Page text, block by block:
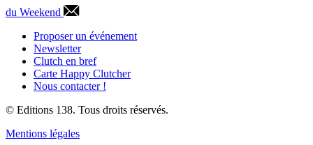
du Weekend
Proposer un événement
Newsletter
Clutch en bref
Carte Happy Clutcher
Nous contacter !
© Editions 138. Tous droits réservés.
Mentions légales